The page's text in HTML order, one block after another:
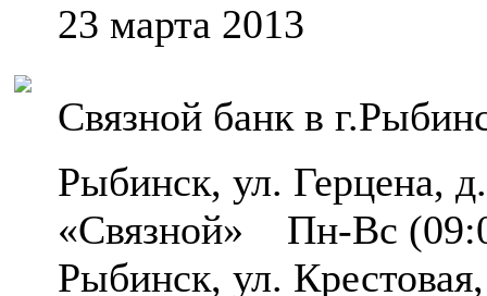
23 марта 2013
Связной банк в
Рыбинск, ул. Герцена,
«Связной» Пн-Вс
Рыбинск, ул.